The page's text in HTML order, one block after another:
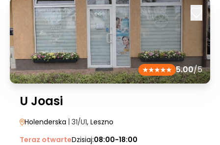
5.00/5
U Joasi
Holenderska | 31/U1, Leszno
Teraz otwarteDzisiaj:08:00-18:00